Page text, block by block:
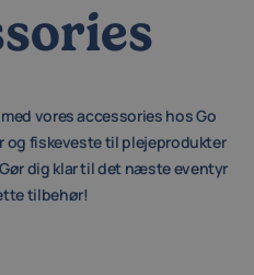
vores accessories hos Go
og fiskeveste til plejeprodukter
dig klar til det næste eventyr
tilbehør!